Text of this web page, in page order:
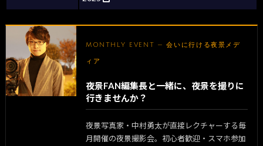
MONTHLY EVENT — 会いに行ける夜景メデ
ィア
夜景FAN編集長と一緒に、夜景を撮りに
行きませんか？
夜景写真家・中村勇太が直接レクチャーする毎
月開催の夜景撮影会。初心者歓迎・スマホ参加